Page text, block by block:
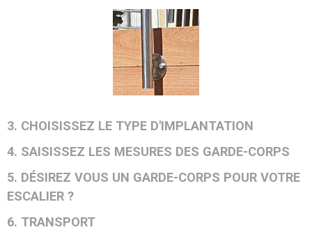
3. CHOISISSEZ LE TYPE D'IMPLANTATION
4. SAISISSEZ LES MESURES DES GARDE-CORPS
5. DÉSIREZ VOUS UN GARDE-CORPS POUR VOTRE
ESCALIER ?
6. TRANSPORT